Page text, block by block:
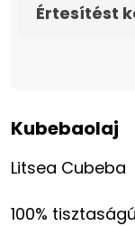
Értesítést
Kubebaolaj
Litsea Cubeba
100%